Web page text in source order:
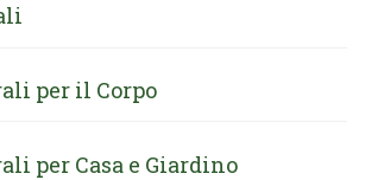
per il Corpo
per Casa e Giardino